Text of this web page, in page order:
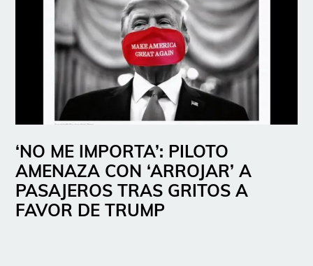
‘NO ME IMPORTA’: PILOTO
AMENAZA CON ‘ARROJAR’ A
PASAJEROS TRAS GRITOS A
FAVOR DE TRUMP